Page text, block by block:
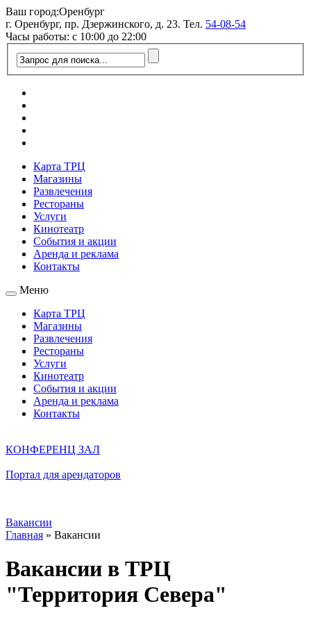
Ваш город:Оренбург
г. Оренбург, пр. Дзержинского, д. 23. Тел. 54-08-54
Часы работы: с 10:00 до 22:00
Карта ТРЦ
Магазины
Развлечения
Рестораны
Услуги
Кинотеатр
События и акции
Аренда и реклама
Контакты
Меню
Карта ТРЦ
Магазины
Развлечения
Рестораны
Услуги
Кинотеатр
События и акции
Аренда и реклама
Контакты
КОНФЕРЕНЦ ЗАЛ
Портал для арендаторов
Вакансии
Главная » Вакансии
Вакансии в ТРЦ
"Территория Севера"